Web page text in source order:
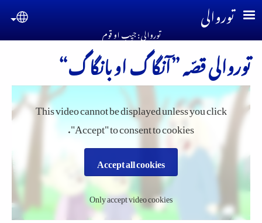
Skip to main content
توروالی
توروالی : جیِب او قوم
توروالی قصّہ ”آنگاگ او بانگاگ“
This video cannot be displayed unless you click
"Accept" to consent to cookies.
Accept all cookies
Only accept video cookies